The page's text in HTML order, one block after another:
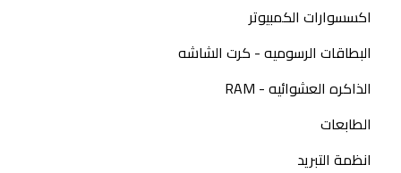
اكسسوارات الكمبيوتر
البطاقات الرسوميه - كرت الشاشه
الذاكره العشوائيه - RAM
الطابعات
انظمة التبريد